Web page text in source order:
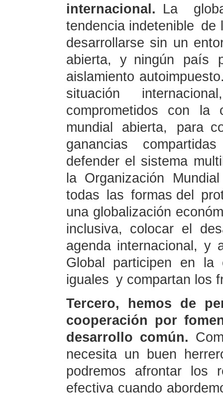
internacional. La
tendencia indetenible de
desarrollarse sin un
abierta, y ningún país
aislamiento
situación
comprometidos con la
mundial abierta, para
ganancias
defender el sistema
la Organización
todas las formas del
una globalización
inclusiva, colocar el
agenda internacional, y
Global participen en la
iguales y compartan los
Tercero, hemos de
cooperación por
desarrollo común.
necesita un buen
podremos afrontar los
efectiva cuando